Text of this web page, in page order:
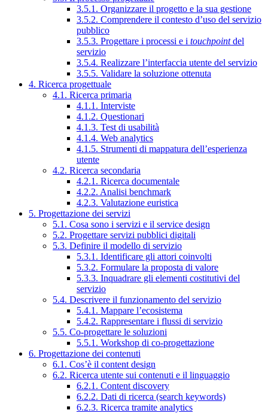
3.5.1. Organizzare il progetto e la sua gestione
3.5.2. Comprendere il contesto d’uso del servizio
pubblico
3.5.3. Progettare i processi e i touchpointdel
servizio
3.5.4. Realizzare l’interfaccia utente del servizio
3.5.5. Validare la soluzione ottenuta
4. Ricerca progettuale
4.1. Ricerca primaria
4.1.1. Interviste
4.1.2. Questionari
4.1.3. Test di usabilità
4.1.4. Web analytics
4.1.5. Strumenti di mappatura dell’esperienza
utente
4.2. Ricerca secondaria
4.2.1. Ricerca documentale
4.2.2. Analisi benchmark
4.2.3. Valutazione euristica
5. Progettazione dei servizi
5.1. Cosa sono i servizi e il service design
5.2. Progettare servizi pubblici digitali
5.3. Definire il modello di servizio
5.3.1. Identificare gli attori coinvolti
5.3.2. Formulare la proposta di valore
5.3.3. Inquadrare gli elementi costitutivi del
servizio
5.4. Descrivere il funzionamento del servizio
5.4.1. Mappare l’ecosistema
5.4.2. Rappresentare i flussi di servizio
5.5. Co-progettare le soluzioni
5.5.1. Workshop di co-progettazione
6. Progettazione dei contenuti
6.1. Cos’è il content design
6.2. Ricerca utente sui contenuti e il linguaggio
6.2.1. Content discovery
6.2.2. Dati di ricerca (search keywords)
6.2.3. Ricerca tramite analytics